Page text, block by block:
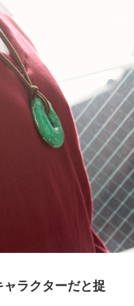
ラクターだと捉